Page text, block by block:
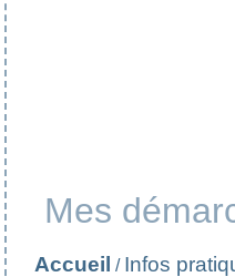
Mes
Accueil / Infos